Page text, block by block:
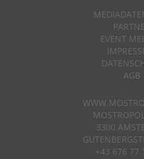
EVENT
AGB
3300
+43 676 77